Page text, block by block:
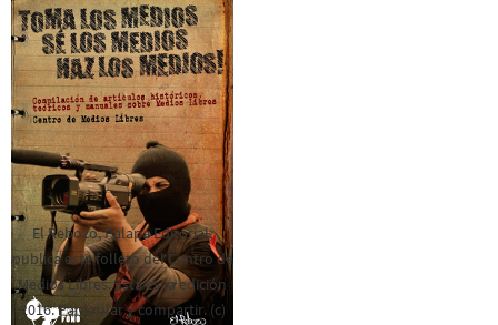
El Rebozo, Palapa Editorial,
publica este folleto del Centro de
Medios Libres. Esta es la edición
2016. Para rolar y compartir. (c)